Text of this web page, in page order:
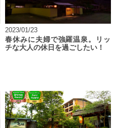
2023/01/23
春休みに夫婦で強羅温泉。リッ
チな大人の休日を過ごしたい！